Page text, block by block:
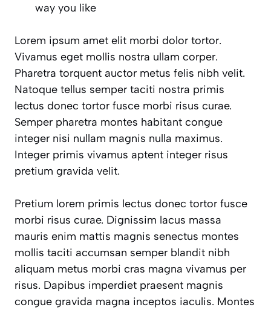
way you like
Lorem ipsum amet elit morbi dolor tortor.
Vivamus eget mollis nostra ullam corper.
Pharetra torquent auctor metus felis nibh velit.
Natoque tellus semper taciti nostra primis
lectus donec tortor fusce morbi risus curae.
Semper pharetra montes habitant congue
integer nisi nullam magnis nulla maximus.
Integer primis vivamus aptent integer risus
pretium gravida velit.
Pretium lorem primis lectus donec tortor fusce
morbi risus curae. Dignissim lacus massa
mauris enim mattis magnis senectus montes
mollis taciti accumsan semper blandit nibh
aliquam metus morbi cras magna vivamus per
risus. Dapibus imperdiet praesent magnis
congue gravida magna inceptos iaculis. Montes